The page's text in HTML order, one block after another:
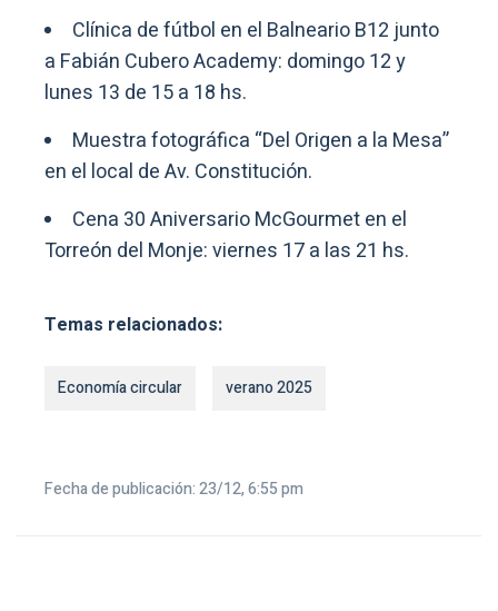
Clínica de fútbol en el Balneario B12 junto
a Fabián Cubero Academy: domingo 12 y
lunes 13 de 15 a 18 hs.
Muestra fotográfica “Del Origen a la Mesa”
en el local de Av. Constitución.
Cena 30 Aniversario McGourmet en el
Torreón del Monje: viernes 17 a las 21 hs.
Temas relacionados:
Economía circular verano 2025
Fecha de publicación: 23/12, 6:55 pm